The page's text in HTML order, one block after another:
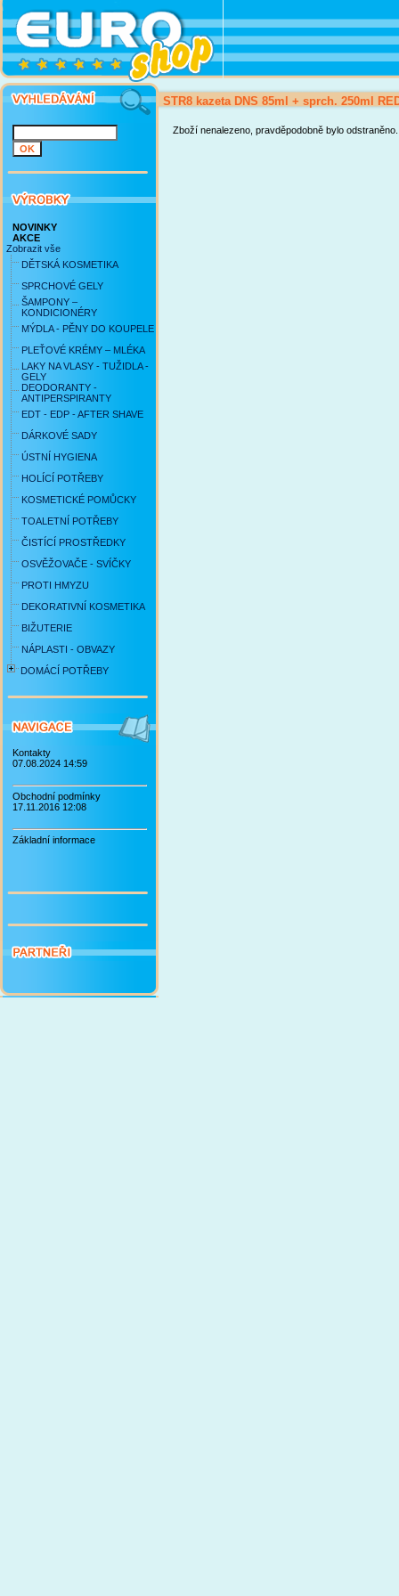
NOVINKY
AKCE
Zobrazit vše
DĚTSKÁ KOSMETIKA
SPRCHOVÉ GELY
ŠAMPONY –
KONDICIONÉRY
MÝDLA - PĚNY DO KOUPELE
PLEŤOVÉ KRÉMY – MLÉKA
LAKY NA VLASY - TUŽIDLA -
GELY
DEODORANTY -
ANTIPERSPIRANTY
EDT - EDP - AFTER SHAVE
DÁRKOVÉ SADY
ÚSTNÍ HYGIENA
HOLÍCÍ POTŘEBY
KOSMETICKÉ POMŮCKY
TOALETNÍ POTŘEBY
ČISTÍCÍ PROSTŘEDKY
OSVĚŽOVAČE - SVÍČKY
PROTI HMYZU
DEKORATIVNÍ KOSMETIKA
BIŽUTERIE
NÁPLASTI - OBVAZY
DOMÁCÍ POTŘEBY
Kontakty
07.08.2024 14:59
Obchodní podmínky
17.11.2016 12:08
Základní informace
STR8 kazeta DNS 85ml + sprch. 250ml
Zboží nenalezeno, pravděpodobně bylo odstraněno.